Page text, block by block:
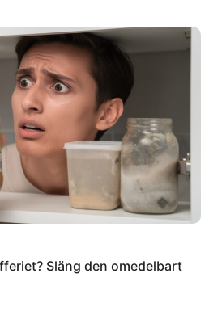
Släng den omedelbart